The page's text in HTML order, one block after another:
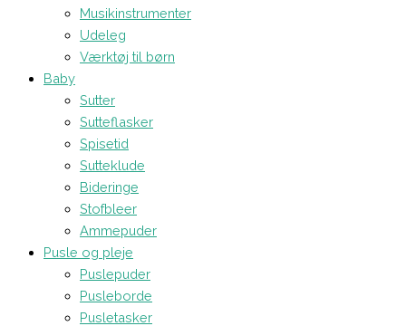
Musikinstrumenter
Udeleg
Værktøj til børn
Baby
Sutter
Sutteflasker
Spisetid
Sutteklude
Bideringe
Stofbleer
Ammepuder
Pusle og pleje
Puslepuder
Pusleborde
Pusletasker